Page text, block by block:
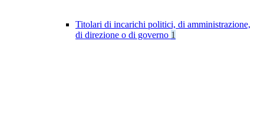
Titolari di incarichi politici, di amministrazione,
di direzione o di governo 1